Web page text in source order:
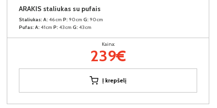
ARAKIS staliukas su pufais
Staliukas: A: 46cm P: 90cm G: 90cm
Pufas: A: 41cm P: 43cm G: 43cm
Kaina:
239€
Į krepšelį